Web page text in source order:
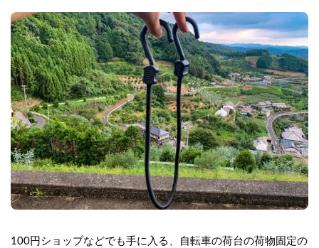
100円ショップなどでも手に入る、自転車の荷台の荷物固定の